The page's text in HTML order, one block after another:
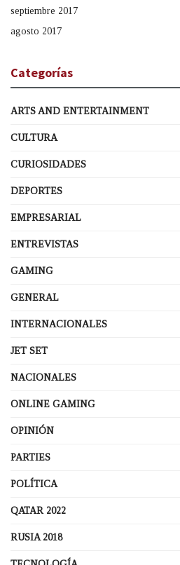
septiembre 2017
agosto 2017
Categorías
ARTS AND ENTERTAINMENT
CULTURA
CURIOSIDADES
DEPORTES
EMPRESARIAL
ENTREVISTAS
GAMING
GENERAL
INTERNACIONALES
JET SET
NACIONALES
ONLINE GAMING
OPINIÓN
PARTIES
POLÍTICA
QATAR 2022
RUSIA 2018